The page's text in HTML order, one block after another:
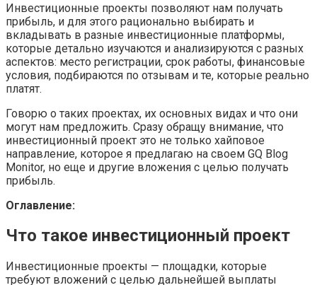
Инвестиционные проекты позволяют нам получать
прибыль, и для этого рационально выбирать и
вкладывать в разные инвестиционные платформы,
которые детально изучаются и анализируются с разных
аспектов: место регистрации, срок работы, финансовые
условия, подбираются по отзывам и те, которые реально
платят.
Говорю о таких проектах, их основных видах и что они
могут нам предложить. Сразу обращу внимание, что
инвестиционный проект это не только хайповое
направление, которое я предлагаю на своем GQ Blog
Monitor, но еще и другие вложения с целью получать
прибыль.
Оглавление:
Что такое инвестиционный проект
Инвестиционные проекты — площадки, которые
требуют вложений с целью дальнейшей выплаты